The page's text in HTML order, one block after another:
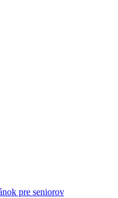
pre seniorov